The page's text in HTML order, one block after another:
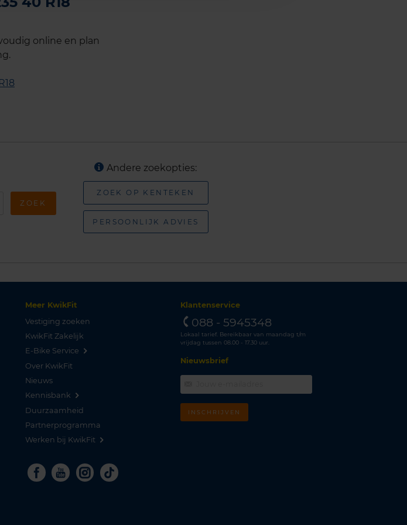
online en plan
ZOEK
Andere zoekopties:
ZOEK OP KENTEKEN
PERSOONLIJK ADVIES
Meer KwikFit
Vestiging zoeken
KwikFit Zakelijk
E-Bike Service
Over KwikFit
Nieuws
Kennisbank
Duurzaamheid
Partnerprogramma
Werken bij KwikFit
Facebook
YoutubeInstagram
Tiktok
Klantenservice
088 - 5945348
Lokaal tarief. Bereikbaar van maandag t/m
vrijdag tussen 08.00 - 17.30 uur.
Nieuwsbrief
INSCHRIJVEN